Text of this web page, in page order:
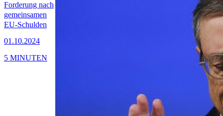
Forderung nach
gemeinsamen
EU-Schulden
01.10.2024
5 MINUTEN